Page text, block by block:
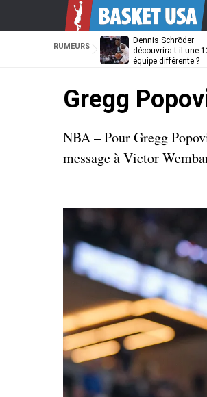
RUMEURS
Dennis Schröder
découvrira-t-il une
équipe différente ?
Gregg
NBA – Pour Gregg
message à Victor